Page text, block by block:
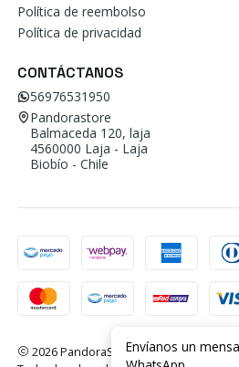
Política de reembolso
Política de privacidad
CONTÁCTANOS
56976531950
Pandorastore
Balmaceda 120, laja
4560000 Laja - Laja
Biobío - Chile
2026 PandoraStore.Envíanos un